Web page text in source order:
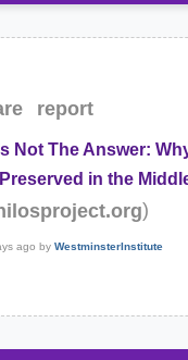
report
Not The Answer:
in the
)
ago byWestminsterInstitute